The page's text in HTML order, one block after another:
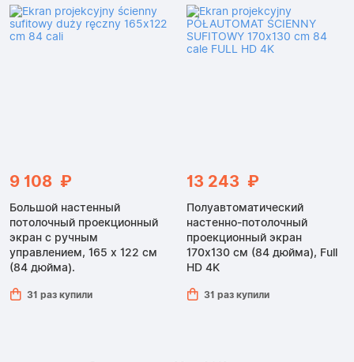
9 108 ₽
Большой настенный
потолочный проекционный
экран с ручным
управлением, 165 x 122 см
(84 дюйма).
31 раз купили
13 243 ₽
Полуавтоматический
настенно-потолочный
проекционный экран
170x130 см (84 дюйма), Full
HD 4K
31 раз купили